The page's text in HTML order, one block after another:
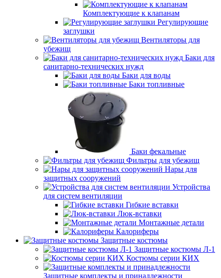
Комплектующие к клапанам
Регулирующие
заглушки
Вентиляторы для
убежищ
Баки для
санитарно-технических нужд
Баки для воды
Баки топливные
Баки фекальные
Фильтры для убежищ
Нары для
защитных сооружений
Устройства
для систем вентиляции
Гибкие вставки
Люк-вставки
Монтажные детали
Калориферы
Защитные костюмы
Защитные костюмы Л-1
Костюмы серии КИХ
Защитные комплекты и принадлежности